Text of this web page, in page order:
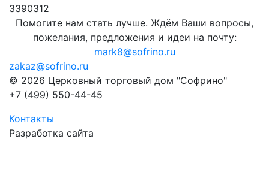
3390312
Помогите нам стать лучше. Ждём Ваши вопросы,
пожелания, предложения и идеи на почту:
mark8@sofrino.ru
zakaz@sofrino.ru
© 2026 Церковный торговый дом "Софрино"
+7 (499) 550-44-45
Контакты
Разработка сайта